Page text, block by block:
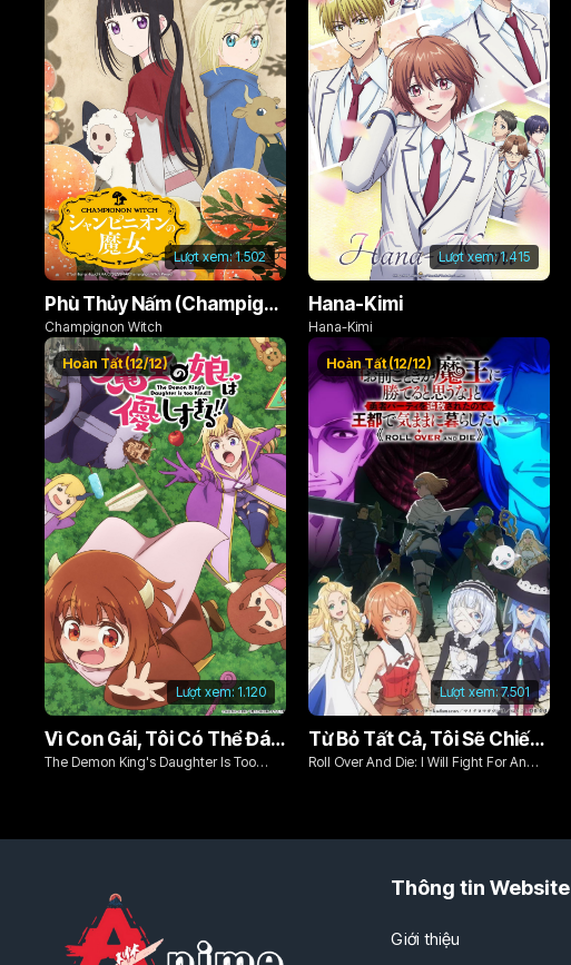
Lượt xem:1.502
Phù Thủy Nấm (Champignon no Majo)
Champignon Witch
Lượt xem:1.415
Hana-Kimi
Hana-Kimi
Lượt xem: 1.120
Hoàn Tất (12/12)
Vì Con Gái, Tôi Có Thể Đánh Bại Cả Ma Vương
The Demon King's Daughter Is Too
Lượt xem:7.501
Hoàn Tất (12/12)
Từ Bỏ Tất Cả, Tôi Sẽ Chiến Đấu Cho Một Cuộc Sống Bình Thường Với Tình Yêu Của Đời Mình Và Chiếc Thanh Kiếm Bị Nguyền Rủa!
Roll Over And Die: I Will Fight For An
Thông tin Website
Giới thiệu